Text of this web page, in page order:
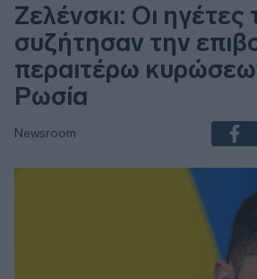
Ζελένσκι: Οι ηγέτες
συζήτησαν την
περαιτέρω
Ρωσία
Newsroom